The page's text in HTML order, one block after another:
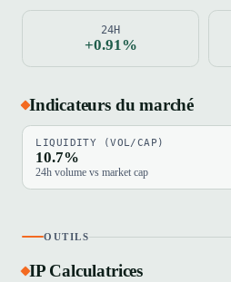
24H
+0.91%
Indicateurs du marché
LIQUIDITY (VOL/CAP)
10.7%
24h volume vs market cap
OUTILS
IP Calculatrices